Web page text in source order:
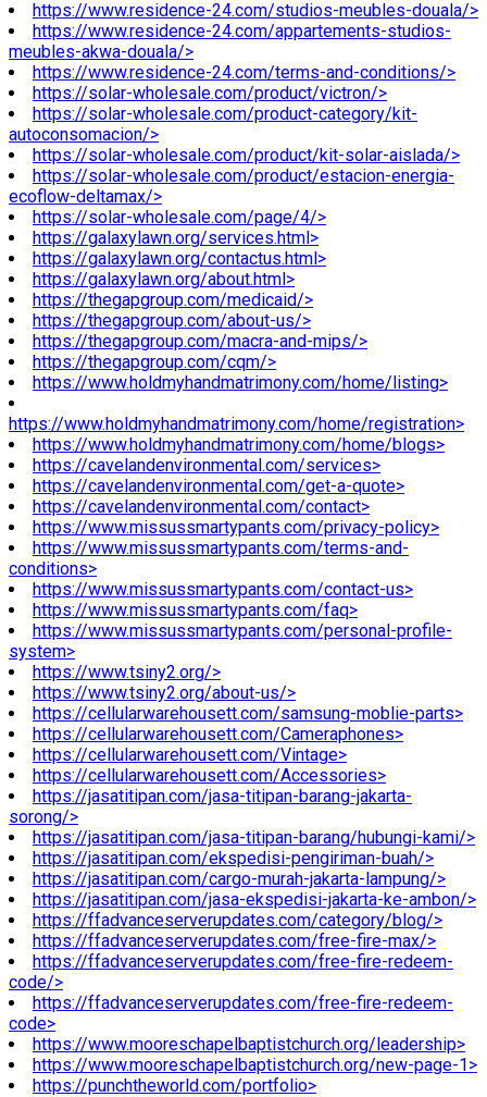
https://www.residence-24.com/studios-meubles-douala/>
https://www.residence-24.com/appartements-studios-
meubles-akwa-douala/>
https://www.residence-24.com/terms-and-conditions/>
https://solar-wholesale.com/product/victron/>
https://solar-wholesale.com/product-category/kit-
autoconsomacion/>
https://solar-wholesale.com/product/kit-solar-aislada/>
https://solar-wholesale.com/product/estacion-energia-
ecoflow-deltamax/>
https://solar-wholesale.com/page/4/>
https://galaxylawn.org/services.html>
https://galaxylawn.org/contactus.html>
https://galaxylawn.org/about.html>
https://thegapgroup.com/medicaid/>
https://thegapgroup.com/about-us/>
https://thegapgroup.com/macra-and-mips/>
https://thegapgroup.com/cqm/>
https://www.holdmyhandmatrimony.com/home/listing>
https://www.holdmyhandmatrimony.com/home/registration>
https://www.holdmyhandmatrimony.com/home/blogs>
https://cavelandenvironmental.com/services>
https://cavelandenvironmental.com/get-a-quote>
https://cavelandenvironmental.com/contact>
https://www.missussmartypants.com/privacy-policy>
https://www.missussmartypants.com/terms-and-
conditions>
https://www.missussmartypants.com/contact-us>
https://www.missussmartypants.com/faq>
https://www.missussmartypants.com/personal-profile-
system>
https://www.tsiny2.org/>
https://www.tsiny2.org/about-us/>
https://cellularwarehousett.com/samsung-moblie-parts>
https://cellularwarehousett.com/Cameraphones>
https://cellularwarehousett.com/Vintage>
https://cellularwarehousett.com/Accessories>
https://jasatitipan.com/jasa-titipan-barang-jakarta-
sorong/>
https://jasatitipan.com/jasa-titipan-barang/hubungi-kami/>
https://jasatitipan.com/ekspedisi-pengiriman-buah/>
https://jasatitipan.com/cargo-murah-jakarta-lampung/>
https://jasatitipan.com/jasa-ekspedisi-jakarta-ke-ambon/>
https://ffadvanceserverupdates.com/category/blog/>
https://ffadvanceserverupdates.com/free-fire-max/>
https://ffadvanceserverupdates.com/free-fire-redeem-
code/>
https://ffadvanceserverupdates.com/free-fire-redeem-
code>
https://www.mooreschapelbaptistchurch.org/leadership>
https://www.mooreschapelbaptistchurch.org/new-page-1>
https://punchtheworld.com/portfolio>